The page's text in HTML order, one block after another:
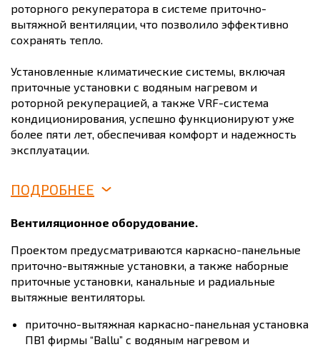
роторного рекуператора в системе приточно-
вытяжной вентиляции, что позволило эффективно
сохранять тепло.
Установленные климатические системы, включая
приточные установки с водяным нагревом и
роторной рекуперацией, а также VRF-система
кондиционирования, успешно функционируют уже
более пяти лет, обеспечивая комфорт и надежность
эксплуатации.
ПОДРОБНЕЕ
Вентиляционное оборудование.
Проектом предусматриваются каркасно-панельные
приточно-вытяжные установки, а также наборные
приточные установки, канальные и радиальные
вытяжные вентиляторы.
приточно-вытяжная каркасно-панельная установка
ПВ1 фирмы “Ballu” с водяным нагревом и